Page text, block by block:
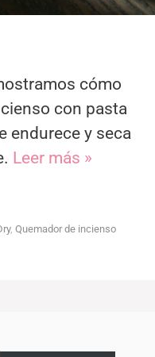
cómo
con pasta
endurece y seca
Leer más »
, Quemador de incienso